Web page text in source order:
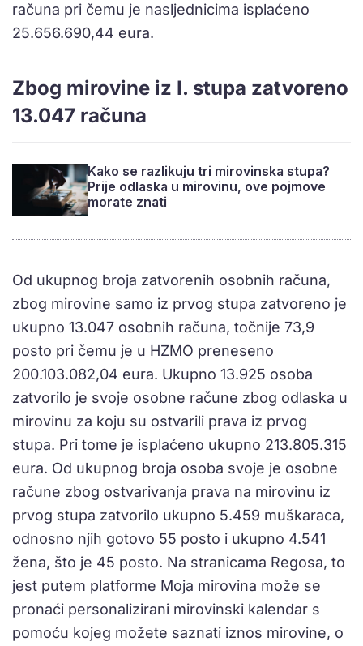
računa pri čemu je nasljednicima isplaćeno
25.656.690,44 eura.
Zbog mirovine iz I. stupa zatvoreno
13.047 računa
Kako se razlikuju tri mirovinska stupa?
Prije odlaska u mirovinu, ove pojmove
morate znati
Od ukupnog broja zatvorenih osobnih računa,
zbog mirovine samo iz prvog stupa zatvoreno je
ukupno 13.047 osobnih računa, točnije 73,9
posto pri čemu je u HZMO preneseno
200.103.082,04 eura. Ukupno 13.925 osoba
zatvorilo je svoje osobne račune zbog odlaska u
mirovinu za koju su ostvarili prava iz prvog
stupa. Pri tome je isplaćeno ukupno 213.805.315
eura. Od ukupnog broja osoba svoje je osobne
račune zbog ostvarivanja prava na mirovinu iz
prvog stupa zatvorilo ukupno 5.459 muškaraca,
odnosno njih gotovo 55 posto i ukupno 4.541
žena, što je 45 posto. Na stranicama Regosa, to
jest putem platforme Moja mirovina može se
pronaći personalizirani mirovinski kalendar s
pomoću kojeg možete saznati iznos mirovine, o